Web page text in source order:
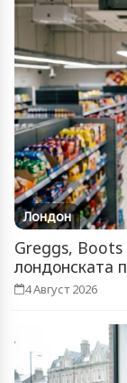
Лондон
Greggs, Boots
лондонската
4 Август 2026